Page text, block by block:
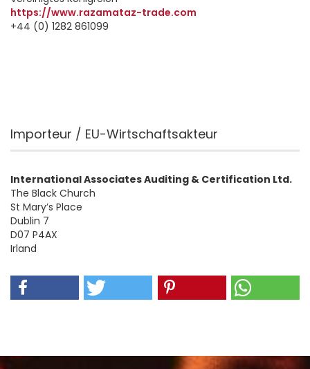
https://www.razamataz-trade.com
+44 (0) 1282 861099
Importeur / EU-Wirtschaftsakteur
International Associates Auditing & Certification Ltd.
The Black Church
St Mary’s Place
Dublin 7
D07 P4AX
Irland